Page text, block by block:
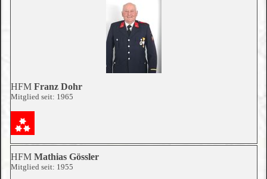
HFM Franz Dohr
Mitglied seit: 1965
HFM Mathias Gössler
Mitglied seit: 1955